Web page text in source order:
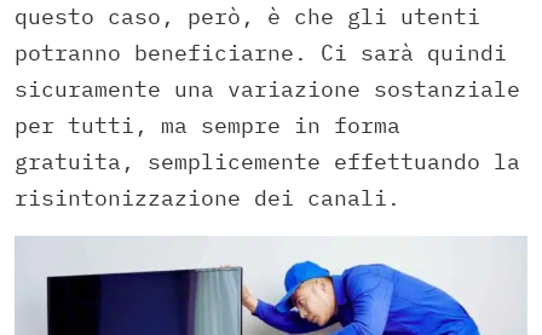
questo caso, però, è che gli utenti
potranno beneficiarne. Ci sarà quindi
sicuramente una variazione sostanziale
per tutti, ma sempre in forma
gratuita, semplicemente effettuando la
risintonizzazione dei canali.